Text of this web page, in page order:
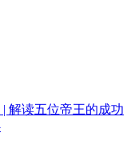
| 解读五位帝王的成功